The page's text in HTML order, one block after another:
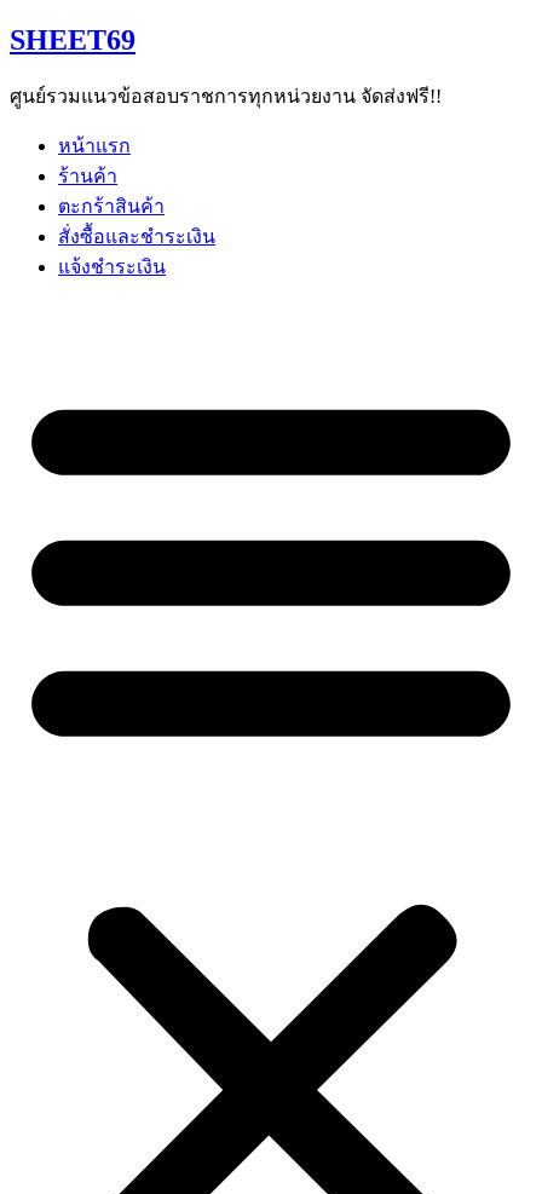
Skip
to
SHEET69
ศูนย์รวมแนวข้อสอบราชการทุกหน่วยงาน จัดส่งฟรี!!
หน้าแรก
ร้านค้า
ตะกร้าสินค้า
สั่งซื้อและชำระเงิน
แจ้งชำระเงิน